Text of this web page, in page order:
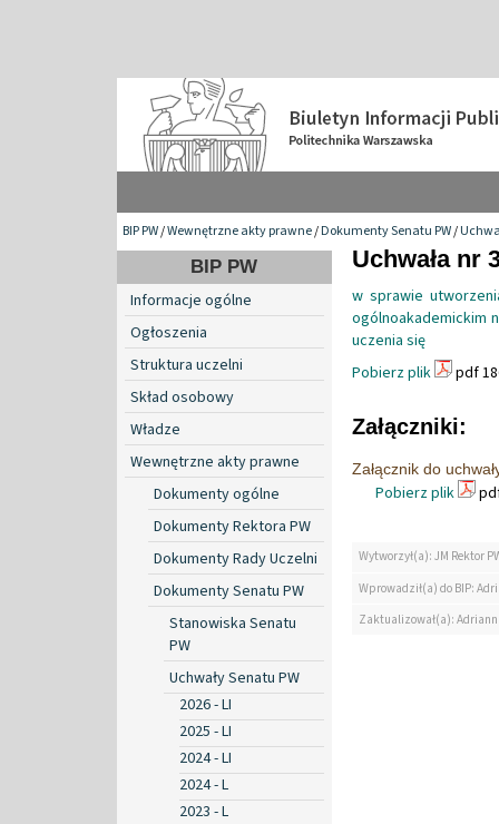
BIP PW/Wewnętrzne akty prawne/Dokumenty Senatu PW/
BIP PW
Informacje ogólne
Ogłoszenia
Struktura uczelni
Skład osobowy
Władze
Wewnętrzne akty prawne
Dokumenty ogólne
Dokumenty Rektora PW
Dokumenty Rady Uczelni
Dokumenty Senatu PW
Stanowiska Senatu
PW
Uchwały Senatu PW
2026 - LI
2025 - LI
2024 - LI
2024 - L
2023 - L
Uchwała nr
w sprawie
ogólnoakademickim
uczenia się
Pobierz plik
pdf
Załączniki:
Załącznik do
Pobierz plik
Wytworzył(a): JM Rektor
Wprowadził(a) do BIP:
Zaktualizował(a):